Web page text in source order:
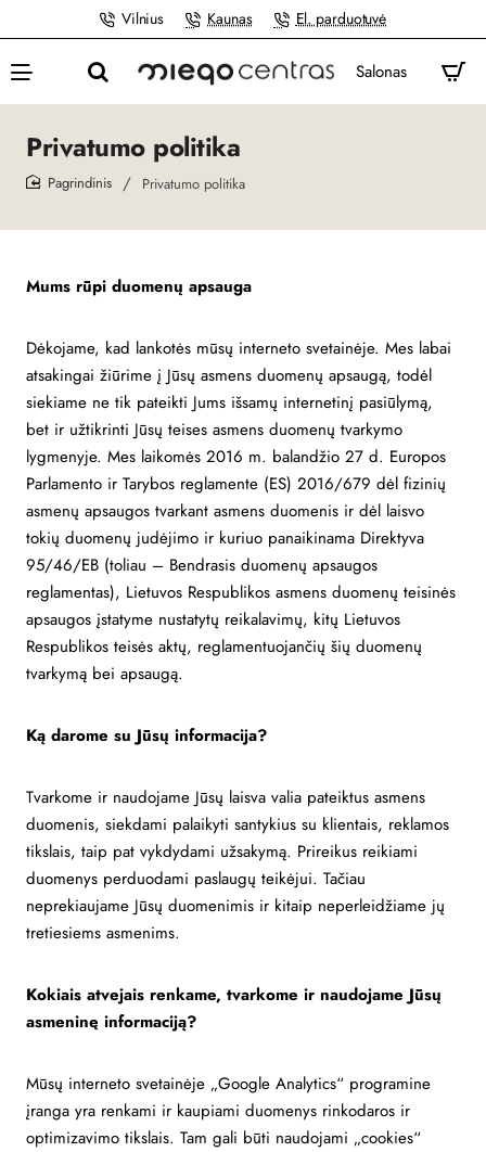
Vilnius Kaunas El. parduotuvė
Salonas
Privatumo politika
Privatumo politika
Mums rūpi duomenų apsauga
Dėkojame, kad lankotės mūsų interneto svetainėje. Mes labai
atsakingai žiūrime į Jūsų asmens duomenų apsaugą, todėl
siekiame ne tik pateikti Jums išsamų internetinį pasiūlymą,
bet ir užtikrinti Jūsų teises asmens duomenų tvarkymo
lygmenyje. Mes laikomės 2016 m. balandžio 27 d. Europos
Parlamento ir Tarybos reglamente (ES) 2016/679 dėl fizinių
asmenų apsaugos tvarkant asmens duomenis ir dėl laisvo
tokių duomenų judėjimo ir kuriuo panaikinama Direktyva
95/46/EB (toliau – Bendrasis duomenų apsaugos
reglamentas), Lietuvos Respublikos asmens duomenų teisinės
apsaugos įstatyme nustatytų reikalavimų, kitų Lietuvos
Respublikos teisės aktų, reglamentuojančių šių duomenų
tvarkymą bei apsaugą.
Ką darome su Jūsų informacija?
Tvarkome ir naudojame Jūsų laisva valia pateiktus asmens
duomenis, siekdami palaikyti santykius su klientais, reklamos
tikslais, taip pat vykdydami užsakymą. Prireikus reikiami
duomenys perduodami paslaugų teikėjui. Tačiau
neprekiaujame Jūsų duomenimis ir kitaip neperleidžiame jų
tretiesiems asmenims.
Kokiais atvejais renkame, tvarkome ir naudojame Jūsų
asmeninę informaciją?
Mūsų interneto svetainėje „Google Analytics“ programine
įranga yra renkami ir kaupiami duomenys rinkodaros ir
optimizavimo tikslais. Tam gali būti naudojami „cookies“